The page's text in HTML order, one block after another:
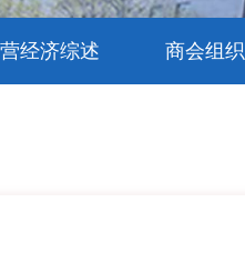
经济综述 商会组织